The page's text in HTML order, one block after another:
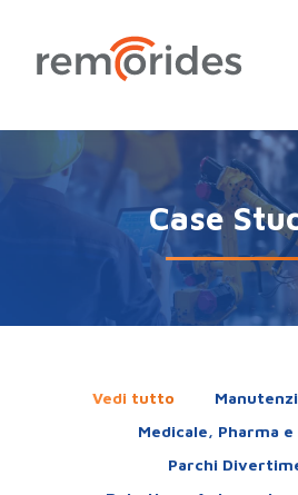
Case
Vedi tutto
Medicale, Pharma
Parchi